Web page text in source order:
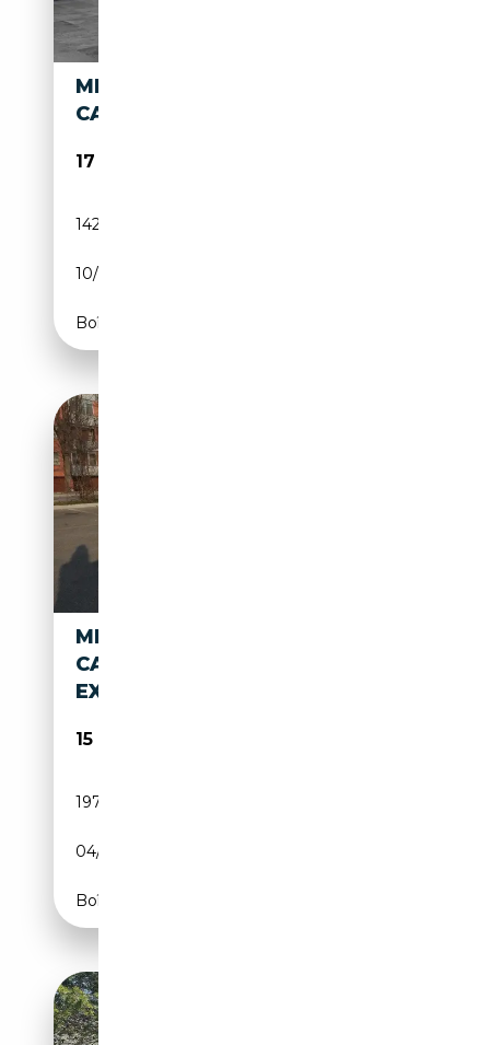
MERCEDES-BENZ E 250
CABRIO D (BT) SPORT E6
17 300€
142 204 km
10/2014
Boîte automatique
MERCEDES-BENZ E 250 CDI
CABRIO BLUEEFFICIENCY
EXECUTIVE
15 900€
197 940 km
04/2011
Boîte automatique